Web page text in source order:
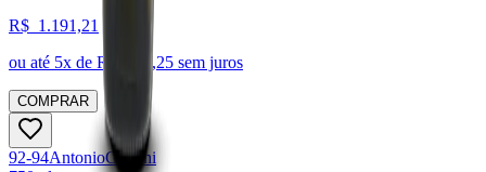
R$ 1.191,21
ou até 5x de R$ 238,25 sem juros
COMPRAR
92-94AntonioGalloni